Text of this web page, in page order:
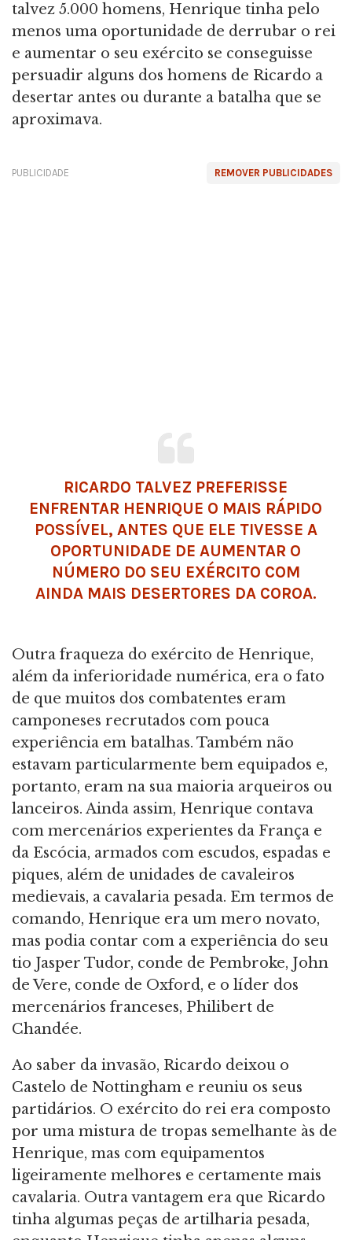
talvez 5.000 homens, Henrique tinha pelo
menos uma oportunidade de derrubar o rei
e aumentar o seu exército se conseguisse
persuadir alguns dos homens de Ricardo a
desertar antes ou durante a batalha que se
aproximava.
REMOVER PUBLICIDADES
PUBLICIDADE
RICARDO TALVEZ PREFERISSE
ENFRENTAR HENRIQUE O MAIS RÁPIDO
POSSÍVEL, ANTES QUE ELE TIVESSE A
OPORTUNIDADE DE AUMENTAR O
NÚMERO DO SEU EXÉRCITO COM
AINDA MAIS DESERTORES DA COROA.
Outra fraqueza do exército de Henrique,
além da inferioridade numérica, era o fato
de que muitos dos combatentes eram
camponeses recrutados com pouca
experiência em batalhas. Também não
estavam particularmente bem equipados e,
portanto, eram na sua maioria arqueiros ou
lanceiros. Ainda assim, Henrique contava
com mercenários experientes da França e
da Escócia, armados com escudos, espadas e
piques, além de unidades de cavaleiros
medievais, a cavalaria pesada. Em termos de
comando, Henrique era um mero novato,
mas podia contar com a experiência do seu
tio Jasper Tudor, conde de Pembroke, John
de Vere, conde de Oxford, e o líder dos
mercenários franceses, Philibert de
Chandée.
Ao saber da invasão, Ricardo deixou o
Castelo de Nottingham e reuniu os seus
partidários. O exército do rei era composto
por uma mistura de tropas semelhante às de
Henrique, mas com equipamentos
ligeiramente melhores e certamente mais
cavalaria. Outra vantagem era que Ricardo
tinha algumas peças de artilharia pesada,